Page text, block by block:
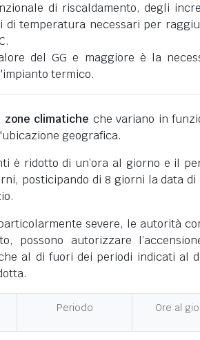
di riscaldamento, degli
di temperatura necessari per
del GG e maggiore è la
termico.
zone climatiche che variano in
geografica.
è ridotto di un’ora al giorno e il
posticipando di 8 giorni la data di
severe, le autorità
possono autorizzare
al di fuori dei periodi indicati al
Periodo Ore al